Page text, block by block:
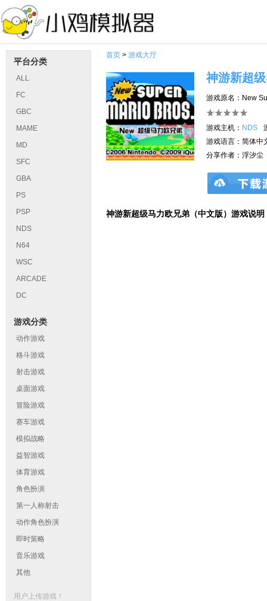
平台分类
ALL
FC
GBC
MAME
MD
SFC
GBA
PS
PSP
NDS
N64
WSC
ARCADE
DC
游戏分类
动作游戏
格斗游戏
射击游戏
桌面游戏
冒险游戏
赛车游戏
模拟战略
益智游戏
体育游戏
角色扮演
第一人称射击
动作角色扮演
即时策略
音乐游戏
其他
用户上传游戏！
首页 > 游戏大厅
神游新超
游戏原名：New
游戏主机： NDS
游戏语言：简体中
分享作者：浮汐尘
神游新超级马力欧兄弟（中文版）游戏说明